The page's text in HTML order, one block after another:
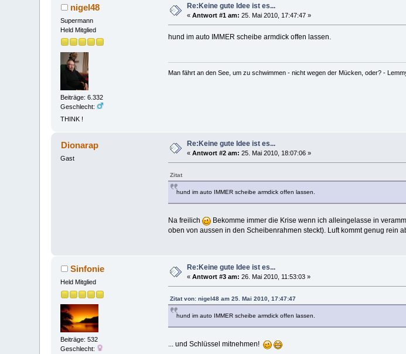
nigel48
Supermann
Held Mitglied
Beiträge: 6.332
Geschlecht:
THINK !
Re:Keine gute Idee ist es...
«Antwort #1 am: 25. Mai 2010, 17:47:47 »
hund im auto IMMER scheibe armdick offen lassen.
Man fährt an den See, um zu schwimmen - nicht wegen der Mücken, oder? -
Dionarap
Gast
Re:Keine gute Idee ist es...
«Antwort #2 am: 25. Mai 2010, 18:07:06 »
Zitat
hund im auto IMMER scheibe armdick offen lassen.
Na freilich
Bekomme immer die Krise wenn ich alleingelasse in
oben von aussen in den Scheibenrahmen steckt). Luft kommt genug rein
Sinfonie
Held Mitglied
Beiträge: 532
Geschlecht:
Re:Keine gute Idee ist es...
«Antwort #3 am: 26. Mai 2010, 11:53:03 »
Zitat von: nigel48 am 25. Mai 2010, 17:47:47
hund im auto IMMER scheibe armdick offen lassen.
... und Schlüssel mitnehmen!